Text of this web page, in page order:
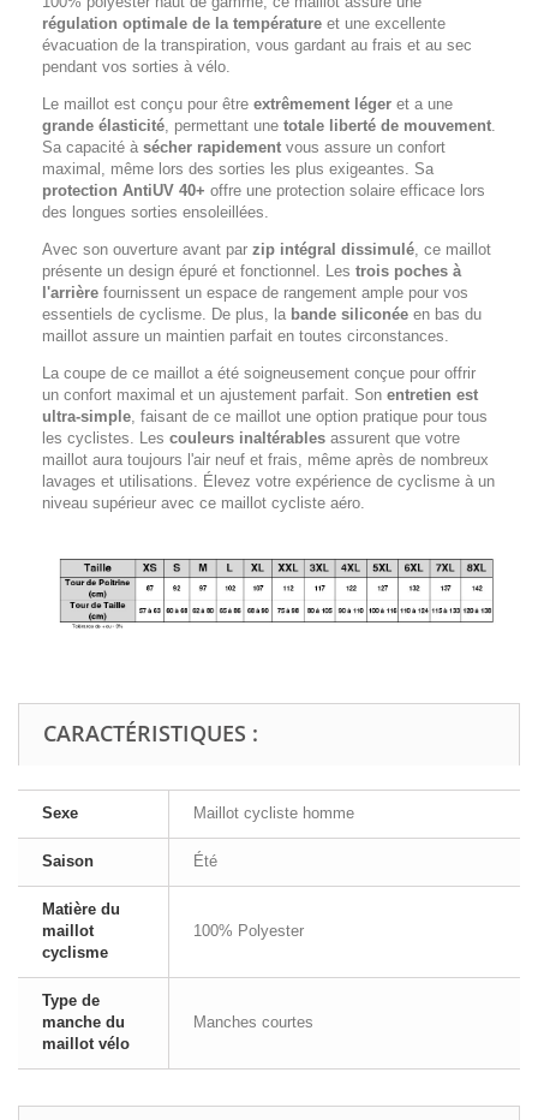
régulation optimale de la température et une excellente
évacuation de la transpiration, vous gardant au frais et au sec
pendant vos sorties à vélo.
Le maillot est conçu pour être extrêmement léger et a une
grande élasticité, permettant une totale liberté de mouvement.
Sa capacité à sécher rapidement vous assure un confort
maximal, même lors des sorties les plus exigeantes. Sa
protection AntiUV 40+ offre une protection solaire efficace lors
des longues sorties ensoleillées.
Avec son ouverture avant par zip intégral dissimulé, ce maillot
présente un design épuré et fonctionnel. Les trois poches à
l'arrière fournissent un espace de rangement ample pour vos
essentiels de cyclisme. De plus, la bande siliconée en bas du
maillot assure un maintien parfait en toutes circonstances.
La coupe de ce maillot a été soigneusement conçue pour offrir
un confort maximal et un ajustement parfait. Son entretien est
ultra-simple, faisant de ce maillot une option pratique pour tous
les cyclistes. Les couleurs inaltérables assurent que votre
maillot aura toujours l'air neuf et frais, même après de nombreux
lavages et utilisations. Élevez votre expérience de cyclisme à un
niveau supérieur avec ce maillot cycliste aéro.
CARACTÉRISTIQUES :
Sexe Maillot cycliste homme
Saison Été
Matière du
maillot
cyclisme
100% Polyester
Type de
manche du
maillot vélo
Manches courtes